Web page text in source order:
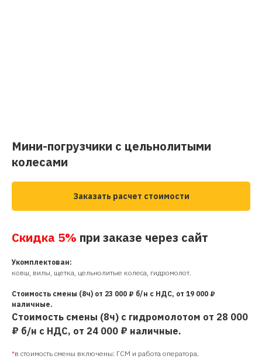
Мини-погрузчики с цельнолитыми
колесами
Заказать расчет стоимости
Скидка 5% при заказе через сайт
Укомплектован:
ковш, вилы, щетка, цельнолитые колеса, гидромолот.
Стоимость смены (8ч) от 23 000 ₽ б/н с НДС, от 19 000 ₽
наличные.
Стоимость смены (8ч) с гидромолотом от 28 000
₽ б/н с НДС, от 24 000 ₽ наличные.
*в стоимость смены включены: ГСМ и работа оператора.